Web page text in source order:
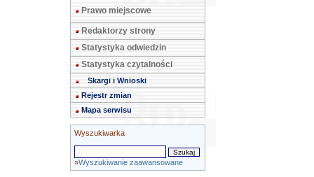
Prawo miejscowe
Redaktorzy strony
Statystyka odwiedzin
Statystyka czytalności
Skargi i Wnioski
Rejestr zmian
Mapa serwisu
Wyszukiwarka
»Wyszukiwanie zaawansowane